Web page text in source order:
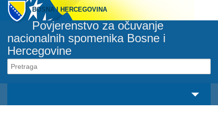
BOSNA I HERCEGOVINA
Povjerenstvo za očuvanje
nacionalnih spomenika Bosne i
Hercegovine